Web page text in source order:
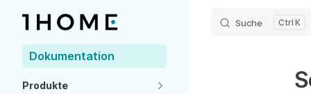
Skip to content Suche K
Sidebar Navigation
Dokumentation
Produkte